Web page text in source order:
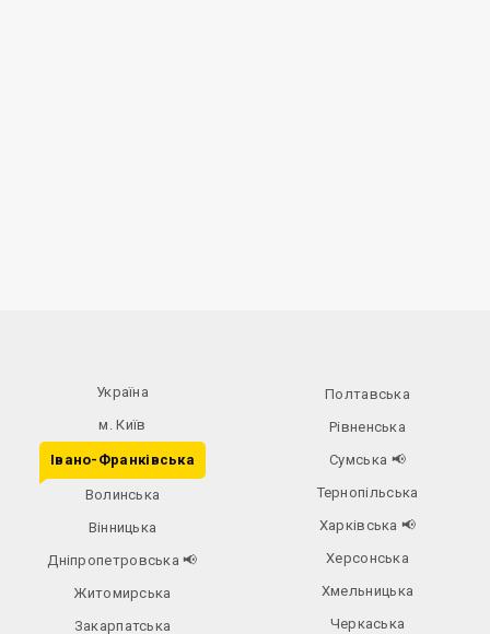
Україна
м. Київ
Івано-Франківська
Волинська
Вінницька
Дніпропетровська📢
Житомирська
Закарпатська
Полтавська
Рівненська
Сумська 📢
Тернопільська
Харківська 📢
Херсонська
Хмельницька
Черкаська